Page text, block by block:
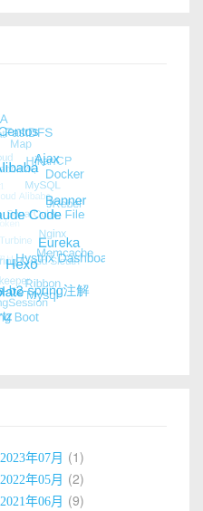
2023年07月 1
2022年05月 2
2021年06月 9